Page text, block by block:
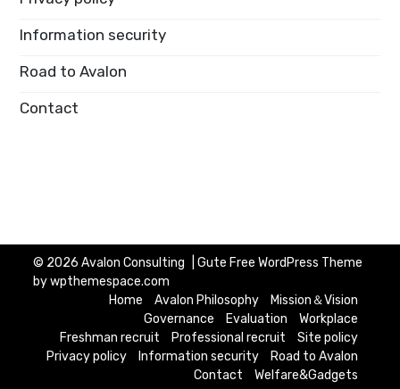
Information security
Road to Avalon
Contact
© 2026Avalon Consulting |Gute Free WordPress Theme
by wpthemespace.com
Home
Avalon Philosophy
Mission＆Vision
Governance
Evaluation
Workplace
Freshman recruit
Professional recruit
Site policy
Privacy policy
Information security
Road to Avalon
Contact
Welfare&Gadgets